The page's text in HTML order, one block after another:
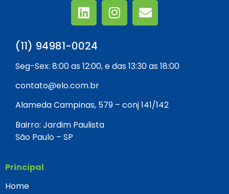
(11) 94981-0024
Seg-Sex: 8:00 as 12:00, e das 13:30 as 18:00
contato@elo.com.br
Alameda Campinas, 579 – conj 141/142
Bairro: Jardim Paulista
São Paulo – SP
Principal
Home